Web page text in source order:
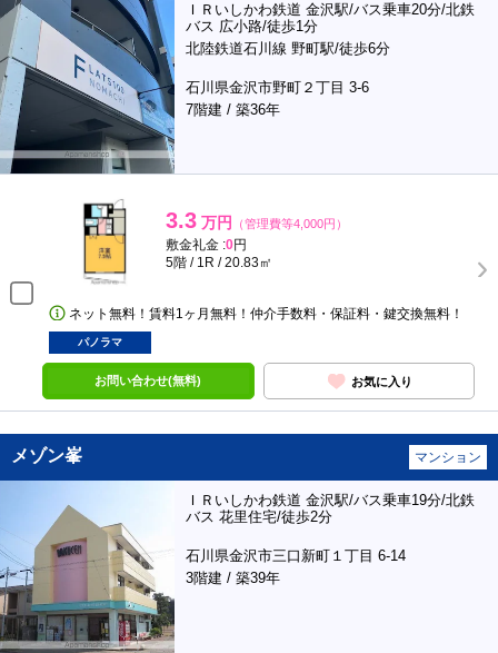
ＩＲいしかわ鉄道 金沢駅/バス乗車20分/北鉄
バス 広小路/徒歩1分
北陸鉄道石川線 野町駅/徒歩6分
石川県金沢市野町２丁目 3-6
7階建 / 築36年
3.3 万円 （管理費等4,000円）
敷金礼金 :0円
5階 / 1R / 20.83㎡
ネット無料！賃料1ヶ月無料！仲介手数料・保証料・鍵交換無料！
パノラマ
お問い合わせ(無料) お気に入り
メゾン峯 マンション
ＩＲいしかわ鉄道 金沢駅/バス乗車19分/北鉄
バス 花里住宅/徒歩2分
石川県金沢市三口新町１丁目 6-14
3階建 / 築39年